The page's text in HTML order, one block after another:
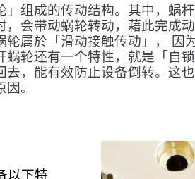
组成的传动结构。其中，蜗
会带动蜗轮转动，藉此完成动
属於「滑动接触传动」， 因
轮还有一个特性，就是「自
，能有效防止设备倒转。这
。